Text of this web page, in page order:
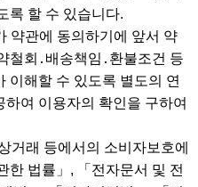
록 할 수 있습니다.
약관에 동의하기에 앞서 약
철회․배송책임․환불조건 등
이해할 수 있도록 별도의 연
여 이용자의 확인을 구하여
거래 등에서의 소비자보호에
한 법률」, 「전자문서 및 전